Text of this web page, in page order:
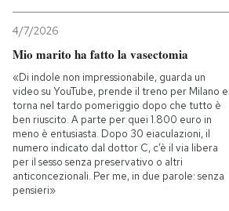
4/7/2026
Mio marito ha fatto la vasectomia
«Di indole non impressionabile, guarda un
video su YouTube, prende il treno per Milano e
torna nel tardo pomeriggio dopo che tutto è
ben riuscito. A parte per quei 1.800 euro in
meno è entusiasta. Dopo 30 eiaculazioni, il
numero indicato dal dottor C, c’è il via libera
per il sesso senza preservativo o altri
anticoncezionali. Per me, in due parole: senza
pensieri»